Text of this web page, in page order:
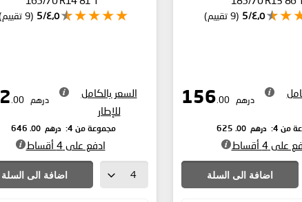
٤٫٥/5 (9 تقييم)
درهم .00
من 4: درهم 625
.00
على 4 أقساط
اضافة الى السلة
٤٫٥/5 (9 تقييم)
السعر بالكامل
للإطار
درهم .00
مجموعة من 4: درهم 646
.00
ادفع على 4 أقساط
اضافة الى السلة